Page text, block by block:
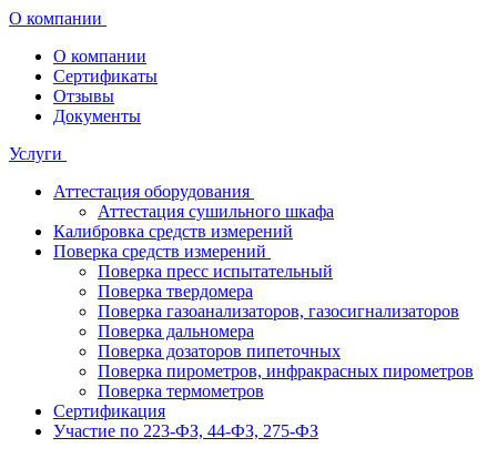
О компании
О компании
Сертификаты
Отзывы
Документы
Услуги
Аттестация оборудования
Аттестация сушильного шкафа
Калибровка средств измерений
Поверка средств измерений
Поверка пресс испытательный
Поверка твердомера
Поверка газоанализаторов, газосигнализаторов
Поверка дальномера
Поверка дозаторов пипеточных
Поверка пирометров, инфракрасных пирометров
Поверка термометров
Сертификация
Участие по 223-ФЗ, 44-ФЗ, 275-ФЗ